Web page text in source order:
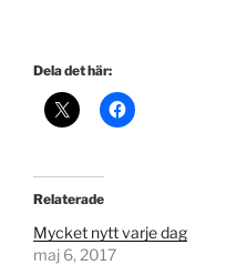
Dela det här:
Relaterade
Mycket nytt varje dag
maj 6, 2017